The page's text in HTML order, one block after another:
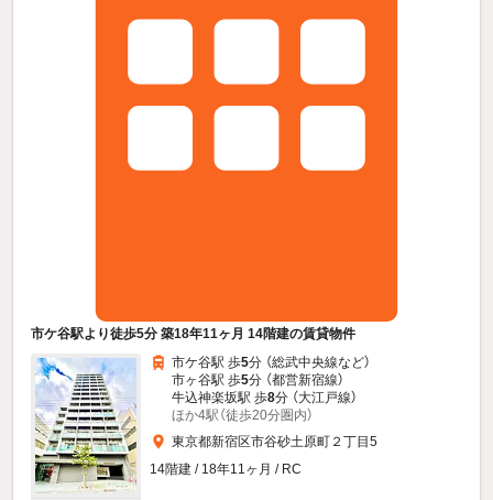
市ケ谷駅より徒歩5分 築18年11ヶ月 14階建の賃貸物件
市ケ谷駅 歩5分 （総武中央線など）
市ヶ谷駅 歩5分 （都営新宿線）
牛込神楽坂駅 歩8分 （大江戸線）
ほか4駅（徒歩20分圏内）
東京都新宿区市谷砂土原町２丁目5
14階建 / 18年11ヶ月 / RC